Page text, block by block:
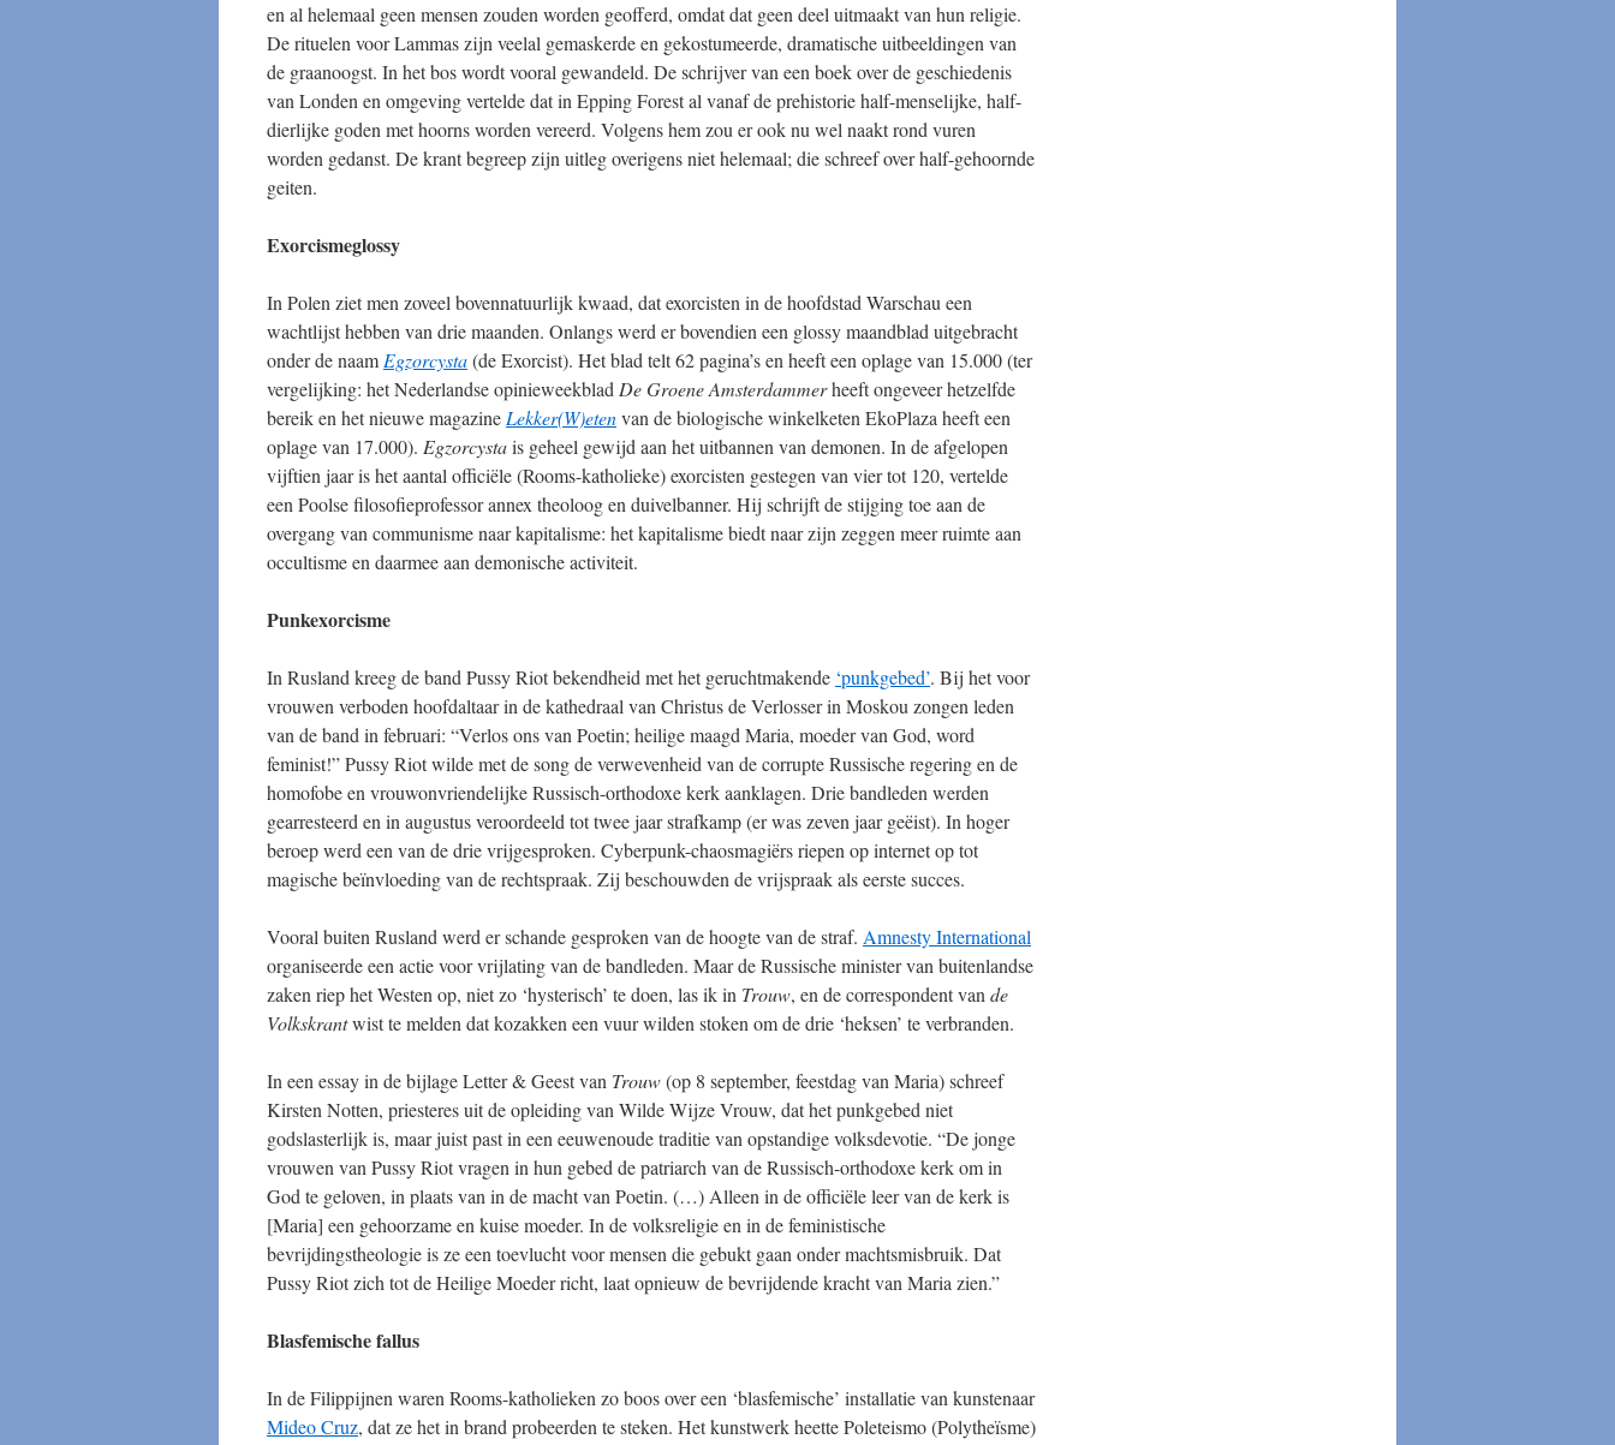
en al helemaal geen mensen zouden worden geofferd, omdat dat geen deel uitmaakt van hun religie.
De rituelen voor Lammas zijn veelal gemaskerde en gekostumeerde, dramatische uitbeeldingen van
de graanoogst. In het bos wordt vooral gewandeld. De schrijver van een boek over de geschiedenis
van Londen en omgeving vertelde dat in Epping Forest al vanaf de prehistorie half-menselijke, half-
dierlijke goden met hoorns worden vereerd. Volgens hem zou er ook nu wel naakt rond vuren
worden gedanst. De krant begreep zijn uitleg overigens niet helemaal; die schreef over half-gehoornde
geiten.
Exorcismeglossy
In Polen ziet men zoveel bovennatuurlijk kwaad, dat exorcisten in de hoofdstad Warschau een
wachtlijst hebben van drie maanden. Onlangs werd er bovendien een glossy maandblad uitgebracht
onder de naam Egzorcysta(de Exorcist). Het blad telt 62 pagina’s en heeft een oplage van 15.000 (ter
vergelijking: het Nederlandse opinieweekblad De Groene Amsterdammerheeft ongeveer hetzelfde
bereik en het nieuwe magazine Lekker(W)etenvan de biologische winkelketen EkoPlaza heeft een
oplage van 17.000). Egzorcystais geheel gewijd aan het uitbannen van demonen. In de afgelopen
vijftien jaar is het aantal officiële (Rooms-katholieke) exorcisten gestegen van vier tot 120, vertelde
een Poolse filosofieprofessor annex theoloog en duivelbanner. Hij schrijft de stijging toe aan de
overgang van communisme naar kapitalisme: het kapitalisme biedt naar zijn zeggen meer ruimte aan
occultisme en daarmee aan demonische activiteit.
Punkexorcisme
In Rusland kreeg de band Pussy Riot bekendheid met het geruchtmakende ‘punkgebed’. Bij het voor
vrouwen verboden hoofdaltaar in de kathedraal van Christus de Verlosser in Moskou zongen leden
van de band in februari: “Verlos ons van Poetin; heilige maagd Maria, moeder van God, word
feminist!” Pussy Riot wilde met de song de verwevenheid van de corrupte Russische regering en de
homofobe en vrouwonvriendelijke Russisch-orthodoxe kerk aanklagen. Drie bandleden werden
gearresteerd en in augustus veroordeeld tot twee jaar strafkamp (er was zeven jaar geëist). In hoger
beroep werd een van de drie vrijgesproken. Cyberpunk-chaosmagiërs riepen op internet op tot
magische beïnvloeding van de rechtspraak. Zij beschouwden de vrijspraak als eerste succes.
Vooral buiten Rusland werd er schande gesproken van de hoogte van de straf. Amnesty International
organiseerde een actie voor vrijlating van de bandleden. Maar de Russische minister van buitenlandse
zaken riep het Westen op, niet zo ‘hysterisch’ te doen, las ik in Trouw, en de correspondent van de
Volkskrantwist te melden dat kozakken een vuur wilden stoken om de drie ‘heksen’ te verbranden.
In een essay in de bijlage Letter & Geest van Trouw(op 8 september, feestdag van Maria) schreef
Kirsten Notten, priesteres uit de opleiding van Wilde Wijze Vrouw, dat het punkgebed niet
godslasterlijk is, maar juist past in een eeuwenoude traditie van opstandige volksdevotie. “De jonge
vrouwen van Pussy Riot vragen in hun gebed de patriarch van de Russisch-orthodoxe kerk om in
God te geloven, in plaats van in de macht van Poetin. (…) Alleen in de officiële leer van de kerk is
[Maria] een gehoorzame en kuise moeder. In de volksreligie en in de feministische
bevrijdingstheologie is ze een toevlucht voor mensen die gebukt gaan onder machtsmisbruik. Dat
Pussy Riot zich tot de Heilige Moeder richt, laat opnieuw de bevrijdende kracht van Maria zien.”
Blasfemische fallus
In de Filippijnen waren Rooms-katholieken zo boos over een ‘blasfemische’ installatie van kunstenaar
Mideo Cruz, dat ze het in brand probeerden te steken. Het kunstwerk heette Poleteismo (Polytheïsme)